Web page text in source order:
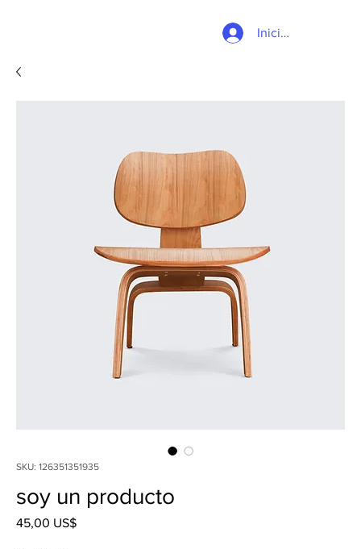
Iniciar sesión
SKU: 126351351935
soy un producto
45,00 US$Precio